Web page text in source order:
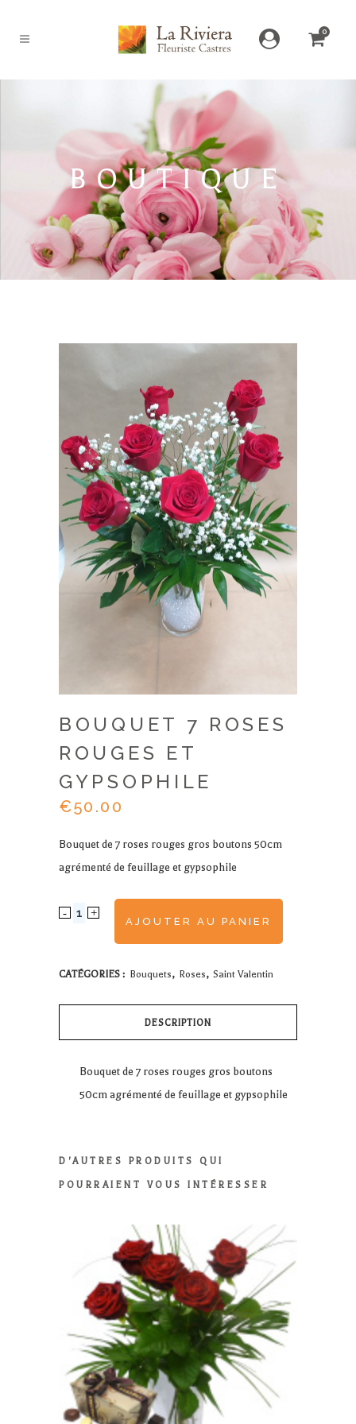
0
BOUTIQUE
BOUQUET 7 ROSES
ROUGES ET
GYPSOPHILE
€50.00
Bouquet de 7 roses rouges gros boutons 50cm
agrémenté de feuillage et gypsophile
Bouquet
roses
rouges
quantity
AJOUTER AU PANIER
CATÉGORIES : Bouquets, Roses, Saint Valentin
DESCRIPTION
Bouquet de 7 roses rouges gros boutons
50cm agrémenté de feuillage et gypsophile
D'AUTRES PRODUITS QUI
POURRAIENT VOUS INTÉRESSER